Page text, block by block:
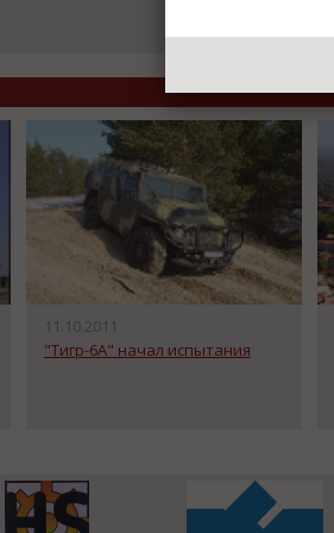
11.10.2011
"Тигр-6А" начал испытания